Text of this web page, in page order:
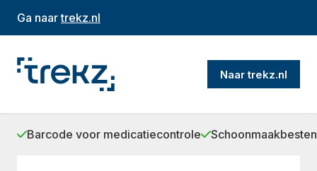
Ga naartrekz.nl
Naar trekz.nl
Barcode voor medicatiecontrole